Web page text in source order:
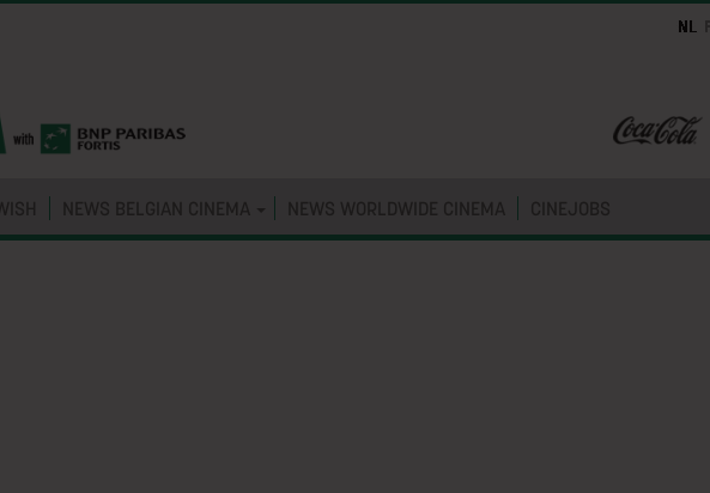
NEWS BELGIAN CINEMA NEWS WORLDWIDE CINEMA CINEJOBS